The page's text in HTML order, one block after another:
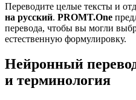
Переводите целые тексты и
на русский. PROMT.One
перевода, чтобы вы могли
естественную формулировку.
Нейронный
и терминология